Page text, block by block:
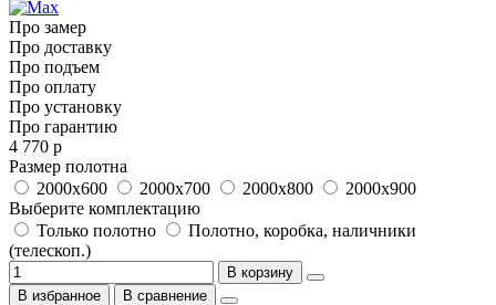
Про замер
Про доставку
Про подъем
Про оплату
Про установку
Про гарантию
4 770 р
Размер полотна
2000x600
2000x700 2000x800
2000x900
Выберите комплектацию
Только полотно
Полотно, коробка, наличники
(телескоп.)
В корзину
В избранное
В сравнение